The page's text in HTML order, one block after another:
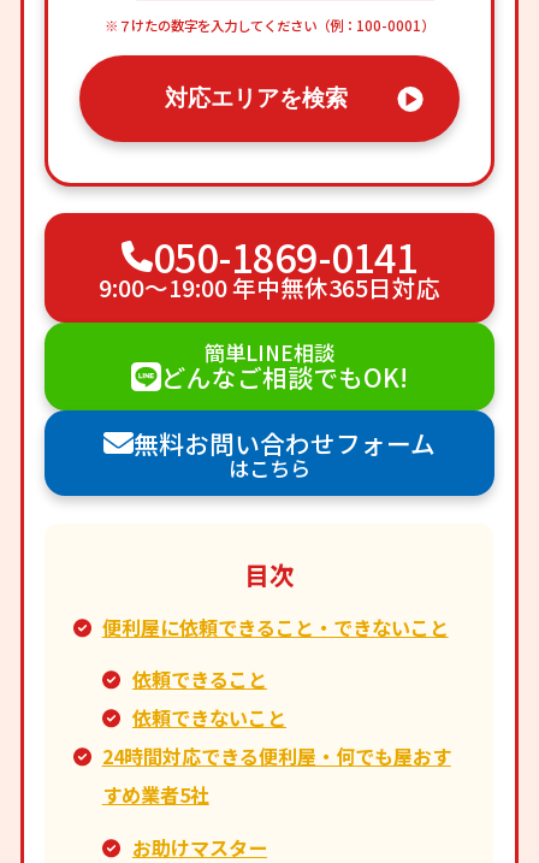
※７けたの数字を入力してください（例：100-0001）
対応エリアを検索
050-1869-0141
9:00〜19:00 年中無休365日対応
簡単LINE相談
どんなご相談でもOK!
無料お問い合わせフォーム
はこちら
目次
便利屋に依頼できること・できないこと
依頼できること
依頼できないこと
24時間対応できる便利屋・何でも屋おす
すめ業者5社
お助けマスター